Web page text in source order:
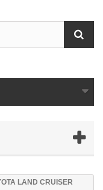
LAND CRUISER